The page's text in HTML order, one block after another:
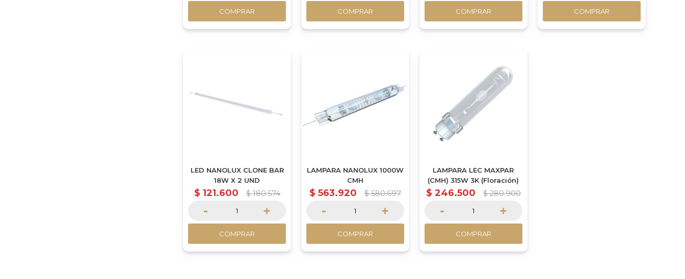
COMPRAR COMPRAR COMPRAR COMPRAR
LED NANOLUX CLONE BAR
18W X 2 UND
$ 121.600 $ 180.574
- +
COMPRAR
LAMPARA NANOLUX 1000W
CMH
$ 563.920 $ 580.697
- +
COMPRAR
LAMPARA LEC MAXPAR
(CMH) 315W 3K (Floración)
$ 246.500 $ 280.900
- +
COMPRAR